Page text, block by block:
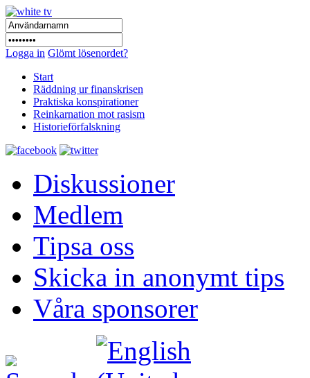
Logga in Glömt lösenordet?
Start
Räddning ur finanskrisen
Praktiska konspirationer
Reinkarnation mot rasism
Historieförfalskning
Diskussioner
Medlem
Tipsa oss
Skicka in anonymt tips
Våra sponsorer